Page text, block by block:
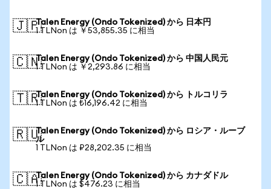
🇯🇵Talen Energy (Ondo Tokenized) から 日本円
1 TLNon は ￥53,855.35 に相当
🇨🇳Talen Energy (Ondo Tokenized) から 中国人民元
1 TLNon は ￥2,293.86 に相当
🇹🇷Talen Energy (Ondo Tokenized) から トルコリラ
1 TLNon は ₺16,196.42 に相当
🇷🇺Talen Energy (Ondo Tokenized) から ロシア・ルーブ
ル
1 TLNon は ₽28,202.35 に相当
🇨🇦Talen Energy (Ondo Tokenized) から カナダドル
1 TLNon は $476.23 に相当